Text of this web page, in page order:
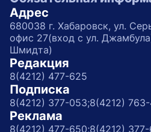
Адрес
680038 г. Хабаровск, ул.
офис 27(вход с ул.
Шмидта)
Редакция
8(4212) 477-625
Подписка
8(4212) 377-053;8(4212) 763-
Реклама
8(4212) 477-650;8(4212)